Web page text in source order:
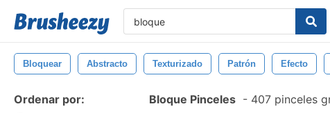
Bloquear Abstracto Texturizado Patrón Efecto
Ordenar por: Bloque Pinceles - 407 pinceles